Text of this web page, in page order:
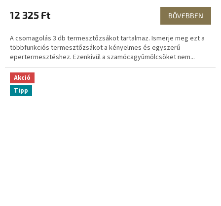
12 325 Ft BŐVEBBEN
A csomagolás 3 db termesztőzsákot tartalmaz. Ismerje meg ezt a
többfunkciós termesztőzsákot a kényelmes és egyszerű
epertermesztéshez. Ezenkívül a szamócagyümölcsöket nem...
Akció
Tipp